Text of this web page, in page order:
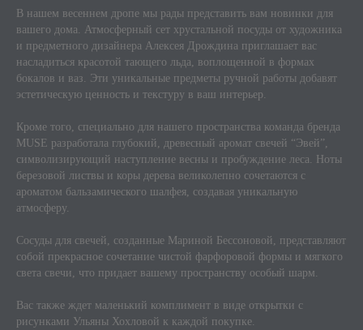
В нашем весеннем дропе мы рады представить вам новинки для
вашего дома. Атмосферный сет хрустальной посуды от художника
и предметного дизайнера Алексея Дрождина приглашает вас
насладиться красотой тающего льда, воплощенной в формах
бокалов и ваз. Эти уникальные предметы ручной работы добавят
эстетическую ценность и текстуру в ваш интерьер.
Кроме того, специально для нашего пространства команда бренда
MUSE разработала глубокий, древесный аромат свечей “Эвей”,
символизирующий наступление весны и пробуждение леса. Ноты
березовой листвы и коры дерева великолепно сочетаются с
ароматом бальзамического шалфея, создавая уникальную
атмосферу.
Сосуды для свечей, созданные Мариной Бессоновой, представляют
собой прекрасное сочетание чистой фарфоровой формы и мягкого
света свечи, что придает вашему пространству особый шарм.
Вас также ждет маленький комплимент в виде открытки с
рисунками Ульяны Хохловой к каждой покупке.